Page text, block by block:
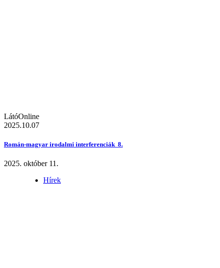
LátóOnline
2025.10.07
Román-magyar irodalmi interferenciák 8.
2025. október 11.
Hírek